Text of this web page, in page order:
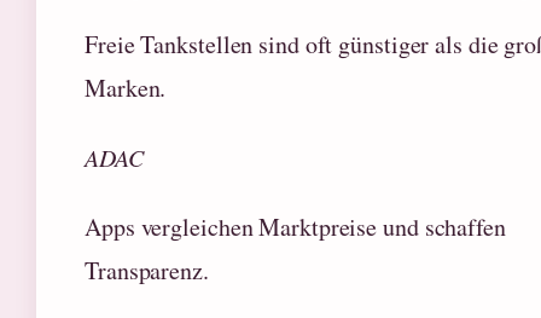
Freie Tankstellen sind oft günstiger als die
Marken.
ADAC
Apps vergleichen Marktpreise und schaffen
Transparenz.